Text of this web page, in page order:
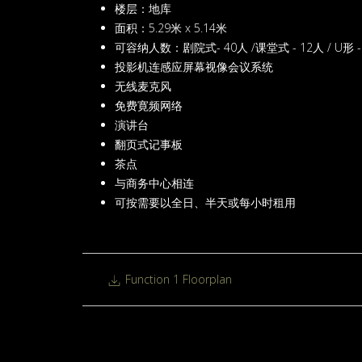
楼层：地库
面积：5.29米 x 5.14米
可容纳人数：剧院式- 40人 /课堂式 - 12人 / U形
投影机连感应屏幕视像会议系统
无线麦克风
免费寛频网络
演讲台
翻页式记事板
茶点
与商务中心相连
可按需要以全日、半天或每小时租用
Function 1 Floorplan